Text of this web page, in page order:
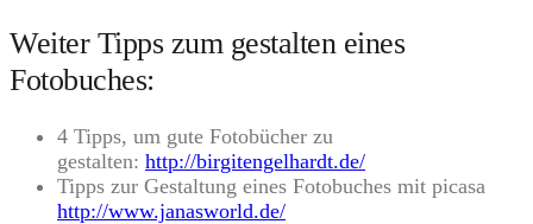
Weiter Tipps zum gestalten eines
Fotobuches:
4 Tipps, um gute Fotobücher zu
gestalten: http://birgitengelhardt.de/
Tipps zur Gestaltung eines Fotobuches mit picasa
http://www.janasworld.de/